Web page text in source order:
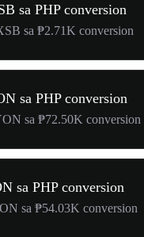
sa PHP conversion
sa ₱2.71K conversion
sa PHP conversion
sa ₱72.50K conversion
sa PHP conversion
sa ₱54.03K conversion